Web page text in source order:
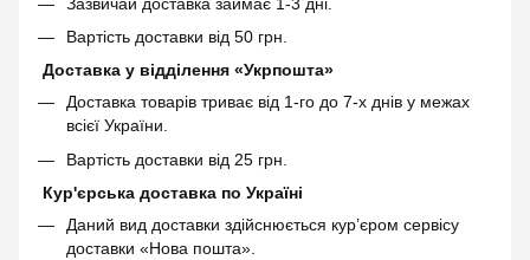
Вартість доставки від 50 грн.
Доставка у відділення «Укрпошта»
Доставка товарів триває від 1-го до 7-х днів у межах
всієї України.
Вартість доставки від 25 грн.
Кур'єрська доставка по Україні
Даний вид доставки здійснюється кур’єром сервісу
доставки «Нова пошта».